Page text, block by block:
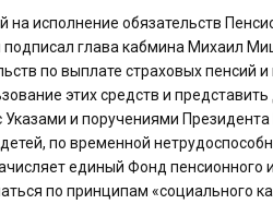
исполнение обязательств
глава кабмина Михаил
по выплате страховых пенсий
этих средств и
Указами и поручениями
по временной
единый Фонд пенсионного
по принципам «социального